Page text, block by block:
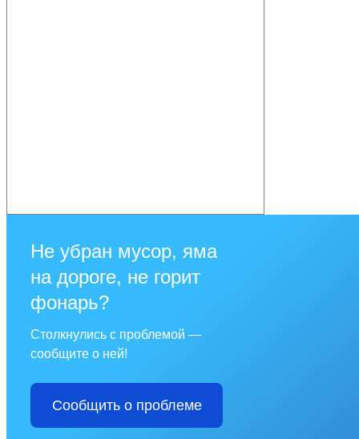
Не убран мусор, яма
на дороге, не горит
фонарь?
Столкнулись с проблемой —
сообщите о ней!
Сообщить о проблеме